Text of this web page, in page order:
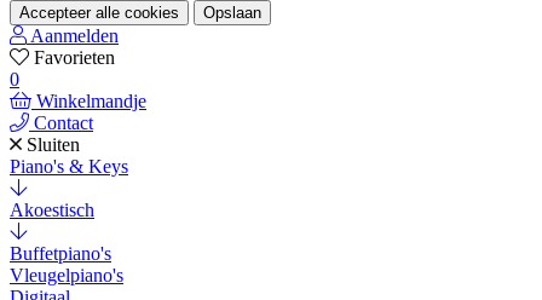
Accepteer alle cookies Opslaan
Aanmelden
Favorieten
0
Winkelmandje
Contact
Sluiten
Piano's & Keys
Akoestisch
Buffetpiano's
Vleugelpiano's